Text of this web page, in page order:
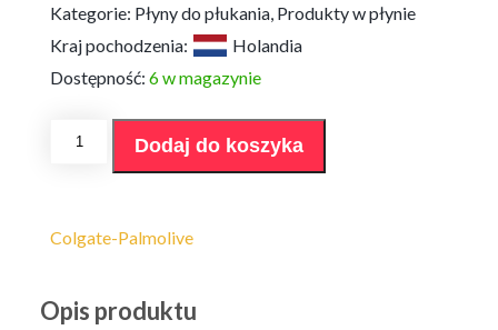
Kategorie: Płyny do płukania Produkty w płynie
Kraj pochodzenia:
Holandia
Dostępność: 6 w magazynie
Płyn
Weich
Sensitiv
1L/40p
Dodaj do koszyka
Colgate-Palmolive
Opis produktu